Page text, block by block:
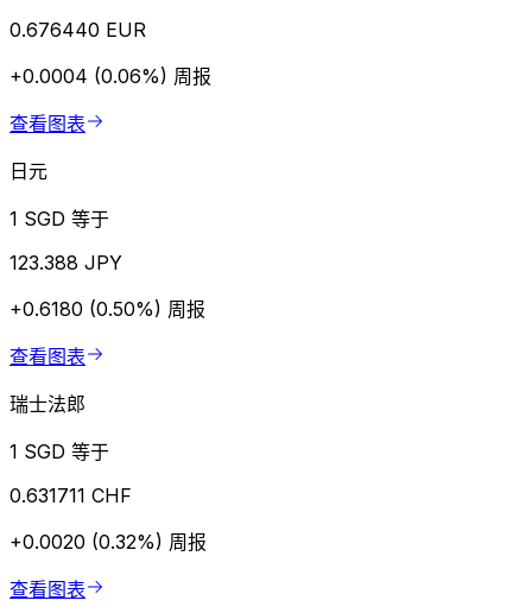
0.676440 EUR
+0.0004 (0.06%) 周报
查看图表
日元
1 SGD 等于
123.388 JPY
+0.6180 (0.50%) 周报
查看图表
瑞士法郎
1 SGD 等于
0.631711 CHF
+0.0020 (0.32%) 周报
查看图表